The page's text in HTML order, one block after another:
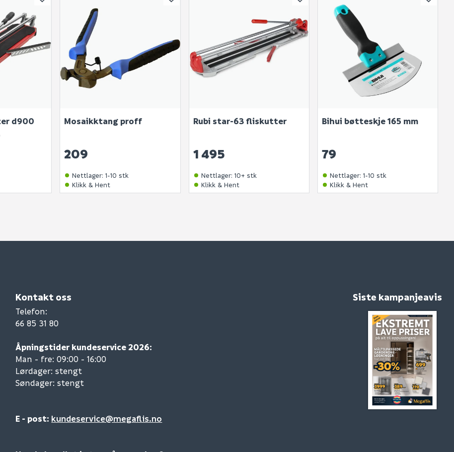
Skjule spørsmålet for andre?
SEND INN SPØRSMÅL
Spørsmålet og svaret vil bli vist her etter at det er besvart.
produktet.
d900 Mosaikktang proff
209
Nettlager:1-10 stk
Klikk & Hent
Rubi star-63 fliskutter
1 495
Nettlager: 10+ stk
Klikk & Hent
Bihui bøtteskje 165 mm
79
Nettlager: 1-10 stk
Klikk & Hent
Kontakt oss
Telefon:
66 85 31 80
Åpningstider kundeservice 2026:
Man - fre: 09:00 - 16:00
Lørdager: stengt
Søndager: stengt
E - post: kundeservice@megaflis.no
Siste kampanjeavis